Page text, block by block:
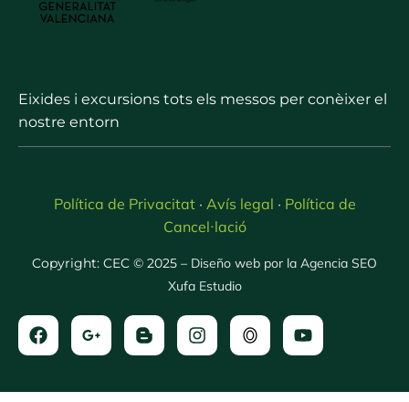
Eixides i excursions tots els messos per conèixer el
nostre entorn
Política de Privacitat· Avís legal · Política de
Cancel·lació
Copyright: CEC © 2025 – Diseño web por la Agencia SEO
Xufa Estudio